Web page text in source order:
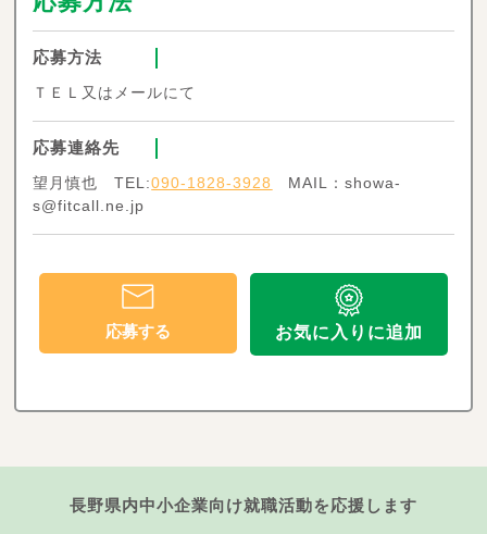
応募方法
ＴＥＬ又はメールにて
応募連絡先
望月慎也 TEL:090-1828-3928
MAIL：showa-
s@fitcall.ne.jp
応募する お気に入りに追加
長野県内中小企業向け就職活動を応援します